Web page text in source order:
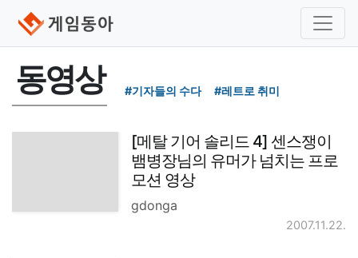
동영상 #기자들의 수다 #레트로 취미
[메탈 기어 솔리드 4] 센스쟁이
뱀병장님의 유머가 넘치는 프로
모션 영상
gdonga
2007.11.22.